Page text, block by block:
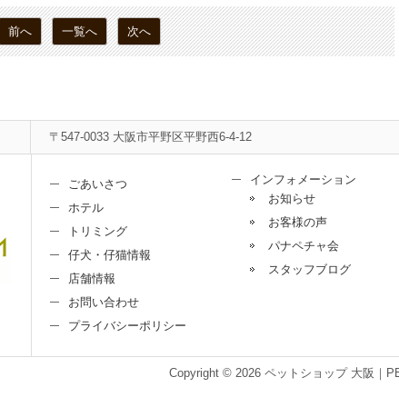
前へ 一覧へ 次へ
〒547-0033 大阪市平野区平野西6-4-12
ごあいさつ
ホテル
トリミング
仔犬・仔猫情報
店舗情報
お問い合わせ
プライバシーポリシー
インフォメーション
お知らせ
お客様の声
パナペチャ会
スタッフブログ
Copyright © 2026 ペットショップ 大阪｜